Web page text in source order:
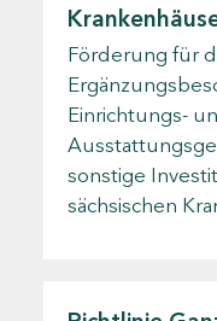
Förderung für
Einrichtungs-
sonstige
sächsischen